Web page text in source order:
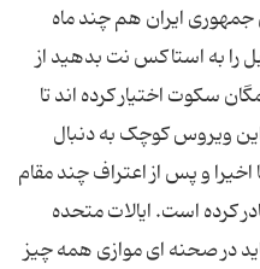
ایران هم چند ماه
را به استاکس نت بدهید از
سکوت اختیار کرده اند تا
ویروس کوچک به دنبال
اخیرا و پس از اعتراف چند مقام
کرده است. ایالات متحده
در صحنه ای موازی همه چیز